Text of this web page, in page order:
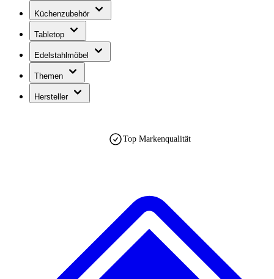
Küchenzubehör
Tabletop
Edelstahlmöbel
Themen
Hersteller
Top Markenqualität